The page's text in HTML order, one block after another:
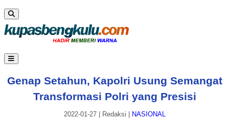
Genap Setahun, Kapolri Usung Semangat
Transformasi Polri yang Presisi
2022-01-27| Redaksi NASIONAL